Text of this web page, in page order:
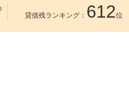
貸借残ランキング： 612位